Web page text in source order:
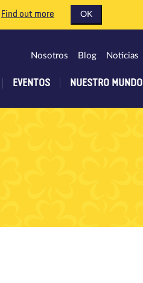
Find out more OK
EVENTOS NUESTRO MUNDO
Nosotros Blog Noticias